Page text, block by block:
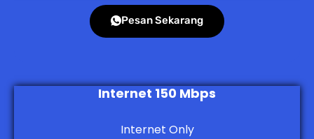
Pesan Sekarang
Internet 150 Mbps
Internet Only